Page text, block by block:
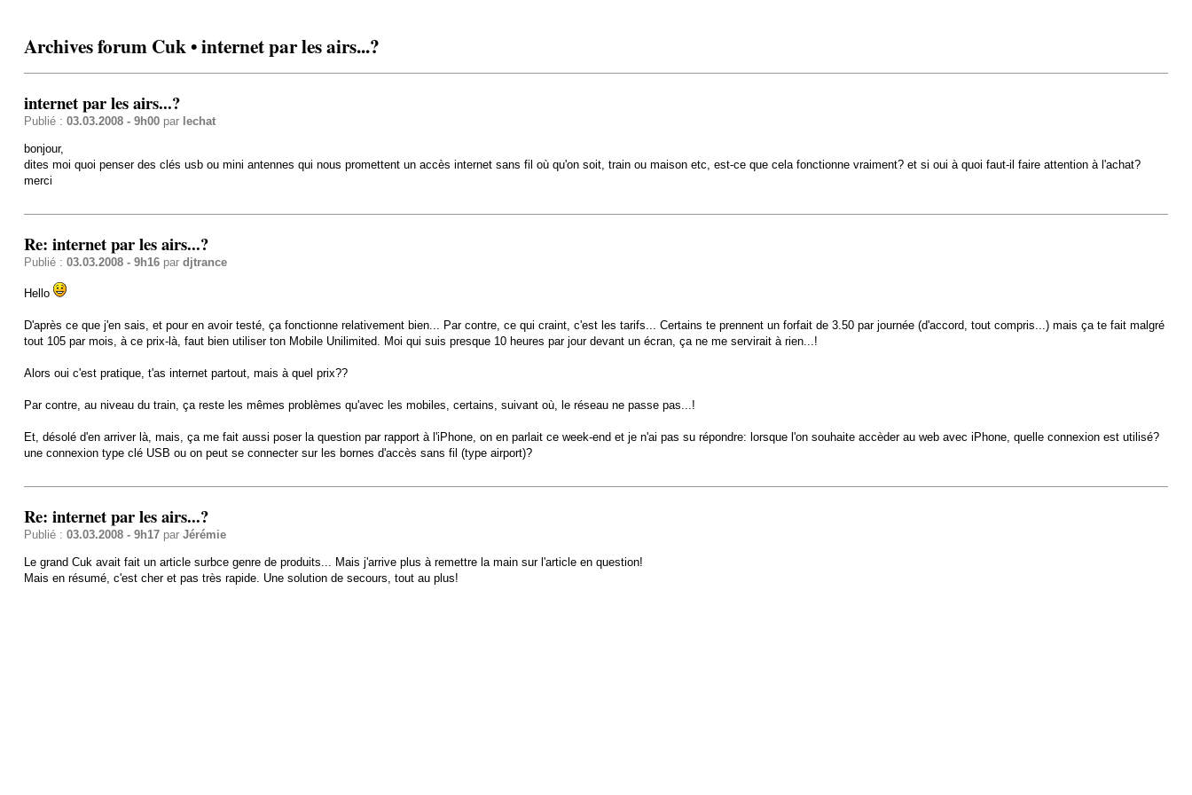
Archives forum Cuk • internet par les airs...?
internet par les airs...?
Publié : 03.03.2008 - 9h00par lechat
bonjour,
dites moi quoi penser des clés usb ou mini antennes qui nous promettent un accès internet sans fil où qu'on soit, train ou maison etc, est-ce que cela fonctionne vraiment? et si oui à quoi faut-il faire attention à l'achat?
merci
Re: internet par les airs...?
Publié : 03.03.2008 - 9h16par djtrance
Hello
D'après ce que j'en sais, et pour en avoir testé, ça fonctionne relativement bien... Par contre, ce qui craint, c'est les tarifs... Certains te prennent un forfait de 3.50 par journée (d'accord, tout compris...) mais ça te fait malgré
tout 105 par mois, à ce prix-là, faut bien utiliser ton Mobile Unilimited. Moi qui suis presque 10 heures par jour devant un écran, ça ne me servirait à rien...!
Alors oui c'est pratique, t'as internet partout, mais à quel prix??
Par contre, au niveau du train, ça reste les mêmes problèmes qu'avec les mobiles, certains, suivant où, le réseau ne passe pas...!
Et, désolé d'en arriver là, mais, ça me fait aussi poser la question par rapport à l'iPhone, on en parlait ce week-end et je n'ai pas su répondre: lorsque l'on souhaite accèder au web avec iPhone, quelle connexion est utilisé?
une connexion type clé USB ou on peut se connecter sur les bornes d'accès sans fil (type airport)?
Re: internet par les airs...?
Publié : 03.03.2008 - 9h17par Jérémie
Le grand Cuk avait fait un article surbce genre de produits... Mais j'arrive plus à remettre la main sur l'article en question!
Mais en résumé, c'est cher et pas très rapide. Une solution de secours, tout au plus!